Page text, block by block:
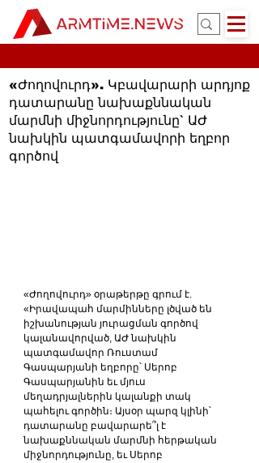
«Ժողովուրդ». Կբավարարի արդյոք
դատարանը նախաքննական
մարմնի միջնորդությունը` ԱԺ
նախկին պատգամավորի եղբոր
գործով
«Ժողովուրդ» օրաթերթը գրում է.
«Իրավապահ մարմինները լծված են
իշխանության յուրացման գործով
կալանավորված, ԱԺ նախկին
պատգամավոր Ռուստամ
Գասպարյանի եղբորը՝ Սերոբ
Գասպարյանին եւ մյուս
մեղադրյալներին կալանքի տակ
պահելու գործին։ Այսօր պարզ կլինի՝
դատարանը բավարարե՞լ է
նախաքննական մարմնի հերթական
միջնորդությունը, եւ Սերոբ